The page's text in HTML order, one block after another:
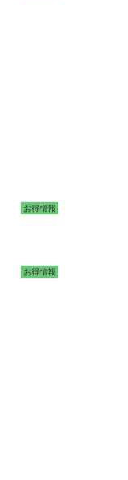
お得情報
お得情報